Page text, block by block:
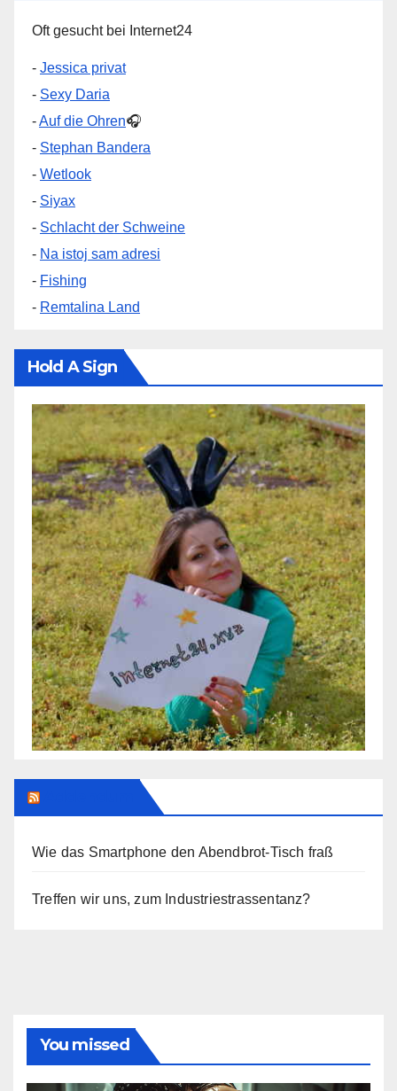
Oft gesucht bei Internet24
- Jessica privat
- Sexy Daria
-Auf die Ohren🎧
- Stephan Bandera
- Wetlook
- Siyax
- Schlacht der Schweine
- Na istoj sam adresi
- Fishing
- Remtalina Land
Hold A Sign
Wie das Smartphone den Abendbrot-Tisch fraß
Treffen wir uns, zum Industriestrassentanz?
You missed